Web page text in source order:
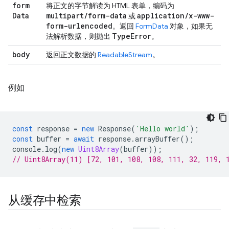
form
Data
将正文的字节解读为 HTML 表单，编码为
multipart/form-data 或application/x-www-
form-urlencoded。返回 FormData 对象，如果无
法解析数据，则抛出 TypeError。
body 返回正文数据的 ReadableStream。
例如
const response = new Response( 'Hello world' );
const buffer = await response.arrayBuffer();
console. log(new Uint8Array(buffer));
// Uint8Array(11) [72, 101, 108, 108, 111, 32, 119,
从缓存中检索